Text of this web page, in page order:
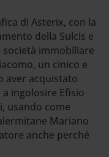
di Asterix, con la
della Sulcis e
immobiliare
un cinico e
aver acquistato
ingolosire Efisio
usando come
Mariano
anche perché